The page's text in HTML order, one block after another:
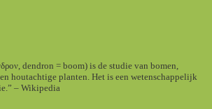
dendron = boom) is de studie van bomen,
houtachtige planten. Het is een wetenschappelijk
– Wikipedia